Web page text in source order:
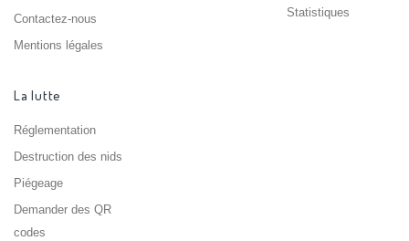
Contactez-nous
Mentions légales
Statistiques
La lutte
Réglementation
Destruction des nids
Piégeage
Demander des QR
codes